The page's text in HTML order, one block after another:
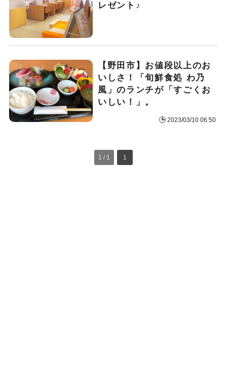
レゼント♪
【野田市】お値段以上のお
いしさ！「旬鮮食処 わ乃
風」のランチが「すごくお
いしい！」。
2023/03/10 06:50
1 / 1 1